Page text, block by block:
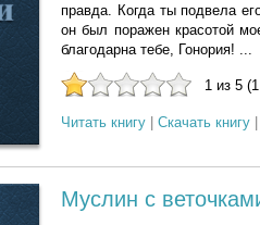
правда. Когда ты подвела
он был поражен красотой
благодарна тебе, Гонория! ...
1 из 5
Читать книгу Скачать книгу
Муслин с